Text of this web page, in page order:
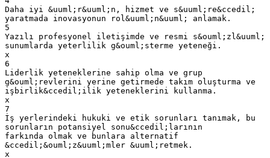
Daha iyi &uuml;r&uuml;n, hizmet ve s&uuml;re&ccedil;
yaratmada inovasyonun rol&uuml;n&uuml; anlamak.
5
Yazılı profesyonel iletişimde ve resmi s&ouml;zl&uuml;
sunumlarda yeterlilik g&ouml;sterme yeteneği.
x
6
Liderlik yeteneklerine sahip olma ve grup
g&ouml;revlerini yerine getirmede takım oluşturma ve
işbirlik&ccedil;ilik yeteneklerini kullanma.
x
7
İş yerlerindeki hukuki ve etik sorunları tanımak, bu
sorunların potansiyel sonu&ccedil;larının
farkında olmak ve bunlara alternatif
&ccedil;&ouml;z&uuml;mler &uuml;retmek.
x